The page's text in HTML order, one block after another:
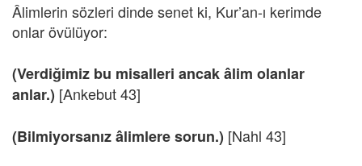
Âlimlerin sözleri dinde senet ki, Kur’an-ı kerimde
onlar övülüyor:
(Verdiğimiz bu misalleri ancak âlim olanlar
anlar.) [Ankebut 43]
(Bilmiyorsanız âlimlere sorun.) [Nahl 43]